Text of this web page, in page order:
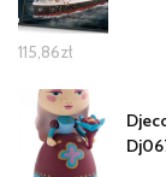
115,86zł